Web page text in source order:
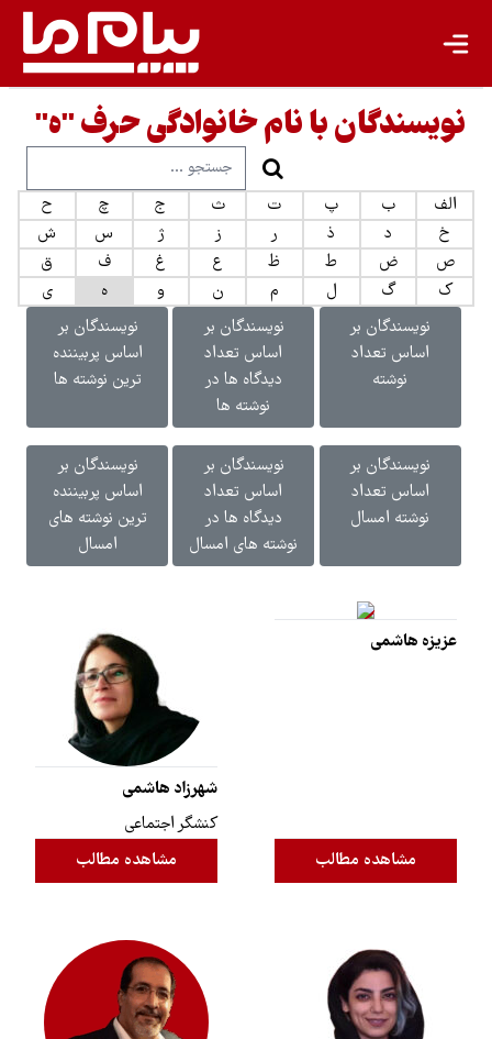
نویسندگان با نام خانوادگی حرف "ه"
الف ب پ ت ث ج چ
ح
خ
د ذ ر ز ژ س
ش
ص
ض ط ظ ع غ ف
ق
ک
گ ل م ن و ه
ی
نویسندگان بر
اساس تعداد
نوشته
نویسندگان بر
اساس تعداد
دیدگاه ها در
نوشته ها
نویسندگان بر
اساس پربیننده
ترین نوشته ها
نویسندگان بر
اساس تعداد
نوشته امسال
نویسندگان بر
اساس تعداد
دیدگاه ها در
نوشته های امسال
نویسندگان بر
اساس پربیننده
ترین نوشته های
امسال
عزیزه هاشمی
مشاهده مطالب
شهرزاد هاشمی
کنشگر اجتماعی
مشاهده مطالب